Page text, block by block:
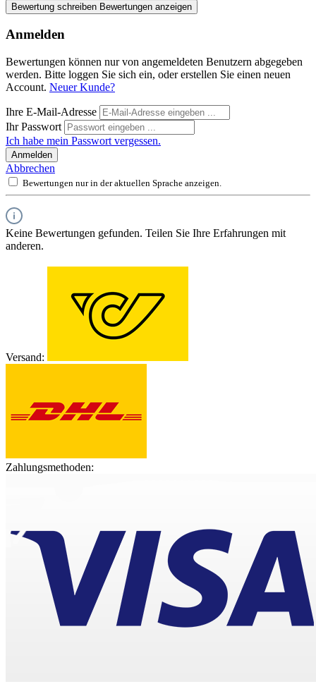
Bewertung schreiben Bewertungen anzeigen
Anmelden
Bewertungen können nur von angemeldeten Benutzern abgegeben
werden. Bitte loggen Sie sich ein, oder erstellen Sie einen neuen
Account. Neuer Kunde?
Ihre E-Mail-Adresse
Ihr Passwort
Ich habe mein Passwort vergessen.
Anmelden
Abbrechen
Bewertungen nur in der aktuellen Sprache anzeigen.
Keine Bewertungen gefunden. Teilen Sie Ihre Erfahrungen mit
anderen.
Versand:
Zahlungsmethoden: